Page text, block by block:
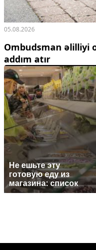
05.08.2026
Ombudsman əlilliyi
addım atır
Не ешьте эту
готовую еду из
магазина: список